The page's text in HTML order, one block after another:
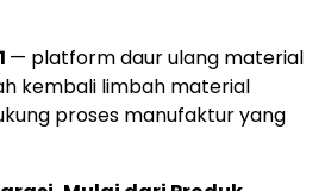
— platform daur ulang material
kembali limbah material
proses manufaktur yang